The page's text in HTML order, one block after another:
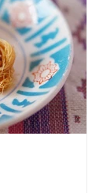
記録